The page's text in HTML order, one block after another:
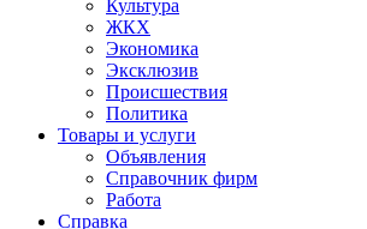
Культура
ЖКХ
Экономика
Эксклюзив
Проиcшествия
Политика
Товары и услуги
Объявления
Справочник фирм
Работа
Справка